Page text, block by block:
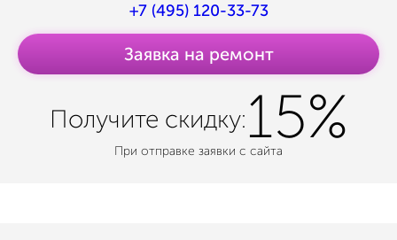
+7 (495) 120-33-73
Заявка на ремонт
Получите скидку:15%
При отправке заявки с сайта